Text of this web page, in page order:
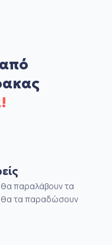
παραλάβουν τα
θα τα παραδώσουν